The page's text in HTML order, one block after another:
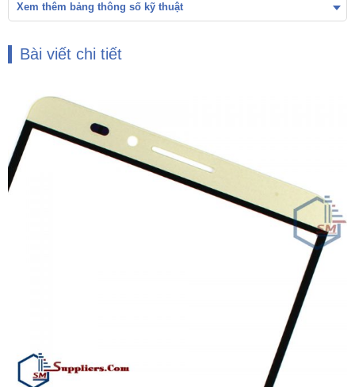
Xem thêm bảng thông số kỹ thuật
Bài viết chi tiết